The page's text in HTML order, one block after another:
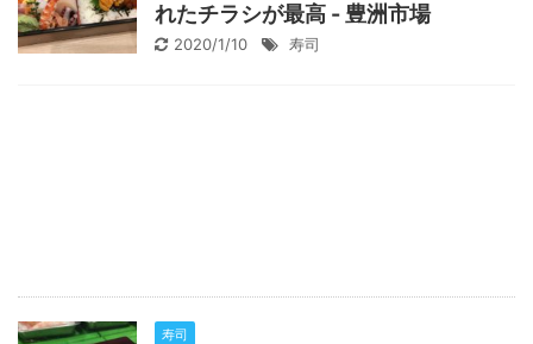
れたチラシが最高 - 豊洲市場
2020/1/10 寿司
寿司